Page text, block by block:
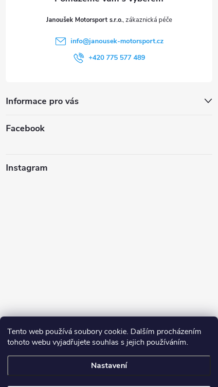
Tento web používá soubory cookie. Dalším procházením
tohoto webu vyjadřujete souhlas s jejich používáním.
Nastavení
Janoušek Motorsport s.r.o.
info@janousek-motorsport.cz
+420 775 577 489
Informace pro vás
Facebook
Instagram
Sledovat na Instagramu